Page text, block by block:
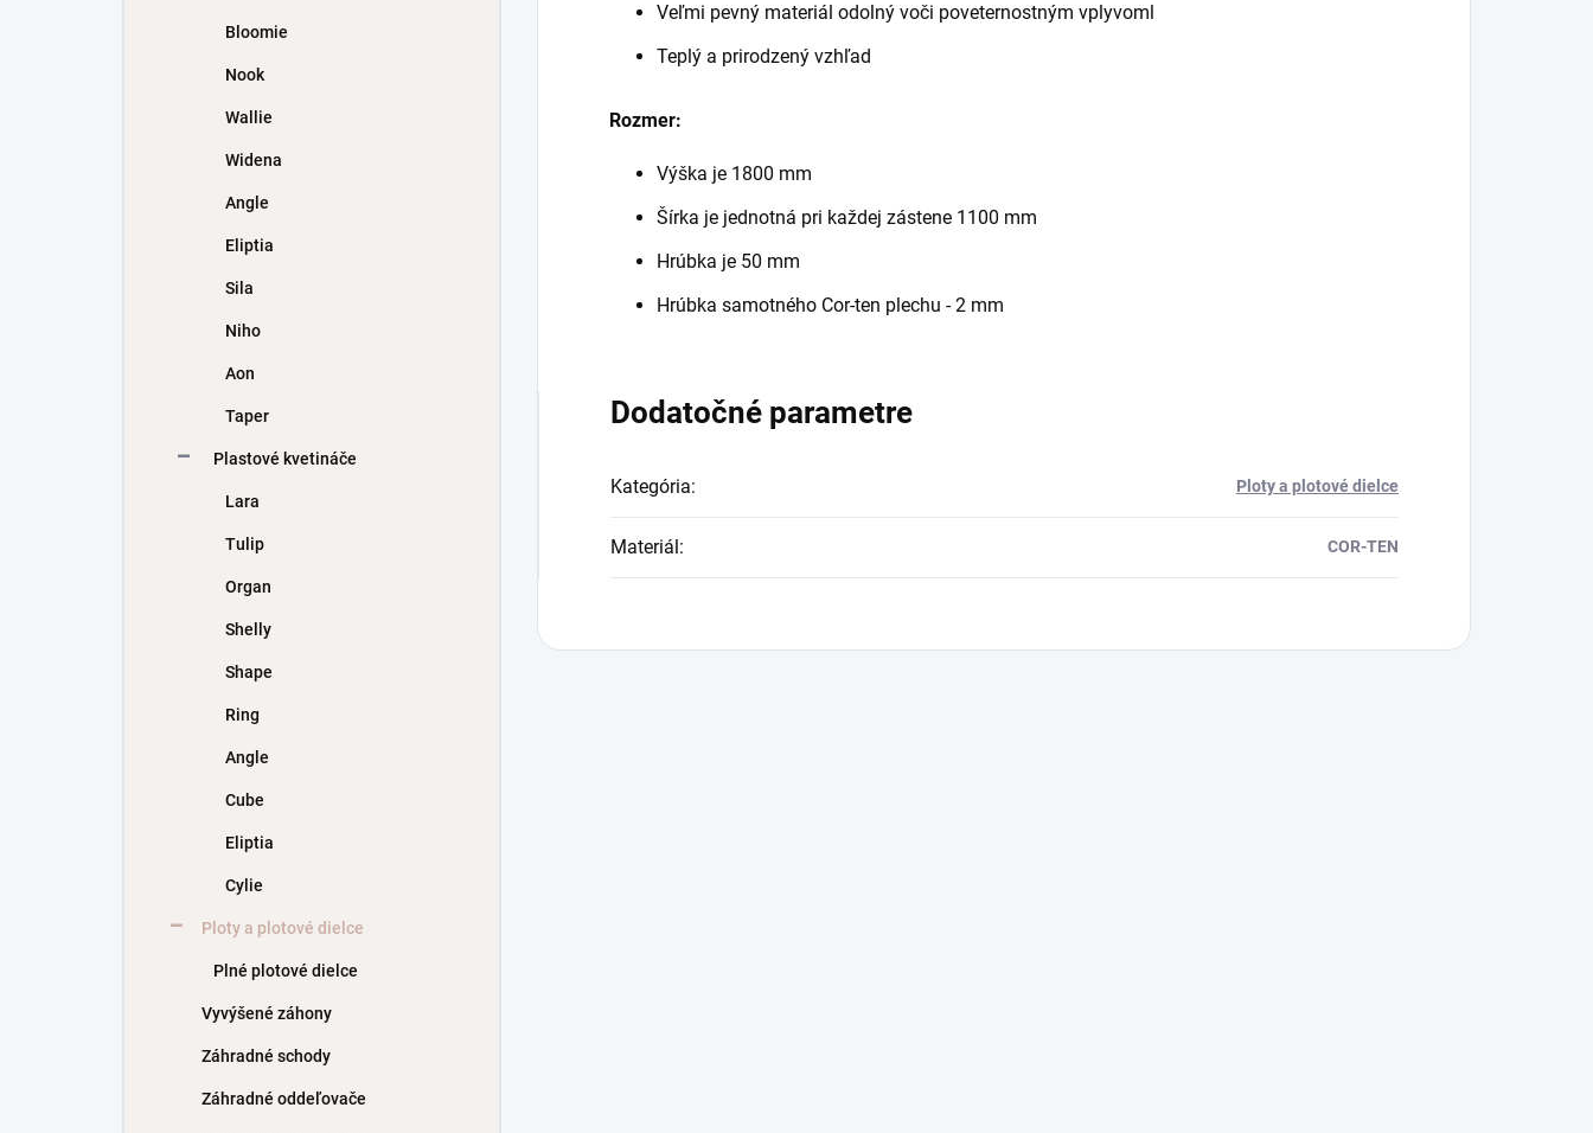
Bloomie
Nook
Wallie
Widena
Angle
Eliptia
Sila
Niho
Aon
Taper
Plastové kvetináče
Lara
Tulip
Organ
Shelly
Shape
Ring
Angle
Cube
Eliptia
Cylie
Ploty a plotové dielce
Plné plotové dielce
Vyvýšené záhony
Záhradné schody
Záhradné oddeľovače
Veľmi pevný materiál odolný voči poveternostným vplyvoml
Teplý a prirodzený vzhľad
Rozmer:
Výška je 1800 mm
Šírka je jednotná pri každej zástene 1100 mm
Hrúbka je 50 mm
Hrúbka samotného Cor-ten plechu - 2 mm
Dodatočné parametre
Kategória: Ploty a plotové dielce
Materiál: COR-TEN